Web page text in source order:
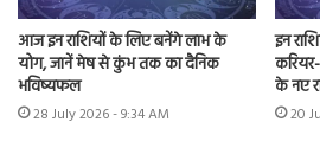
आज इन राशियों के लिए बनेंगे लाभ के
योग, जानें मेष से कुंभ तक का दैनिक
भविष्यफल
28 July 2026 - 9:34 AM
इन
के नए
20